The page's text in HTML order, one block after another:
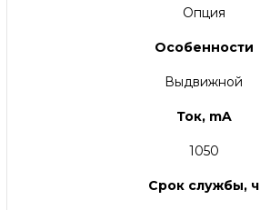
Опция
Особенности
Выдвижной
Ток, mA
1050
Срок службы, ч